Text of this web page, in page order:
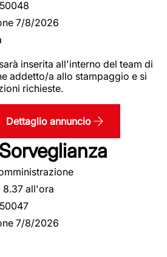
7/8/2026
inserita all'interno del team di
addetto/a allo stampaggio e si
richieste.
Dettaglio annuncio
8.37 all'ora
7/8/2026